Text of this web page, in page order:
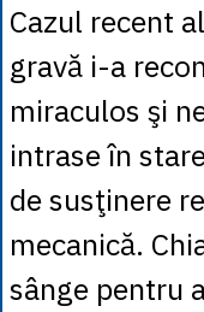
Cazul recent
gravă i-a
miraculos şi
intrase în
de susţinere
mecanică.
sânge pentru